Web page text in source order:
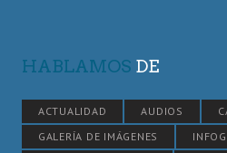
HABLAMOS DE
ACTUALIDAD AUDIOS
GALERÍA DE IMÁGENES